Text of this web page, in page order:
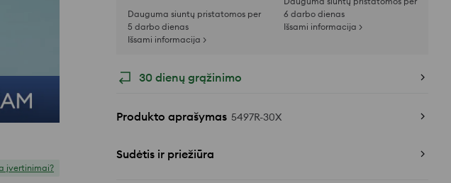
Dauguma siuntų pristatomos per
5 darbo dienas
Išsami informacija >
6 darbo dienas
Išsami informacija >
30 dienų grąžinimo
Produkto aprašymas 5497R-30X
Sudėtis ir priežiūra
įvertinimai?